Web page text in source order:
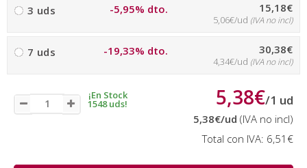
3 uds -5,95% dto. 15,18€
5,06€/ud (IVA no incl)
7 uds -19,33% dto. 30,38€
4,34€/ud (IVA no incl)
¡En Stock
1548 uds! 5,38€/1 ud
5,38€/ud (IVA no incl)
Total con IVA: 6,51€